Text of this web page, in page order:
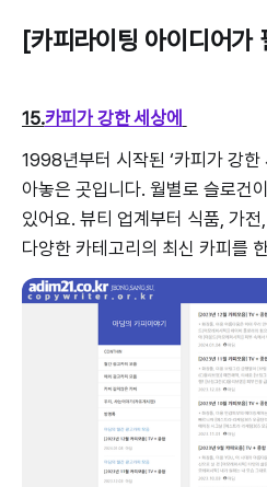
[카피라이팅 아이디어가
15.카피가 강한 세상에
1998년부터 시작된 ‘카피가 강한
아놓은 곳입니다. 월별로 슬로건
있어요. 뷰티 업계부터 식품, 가
다양한 카테고리의 최신 카피를